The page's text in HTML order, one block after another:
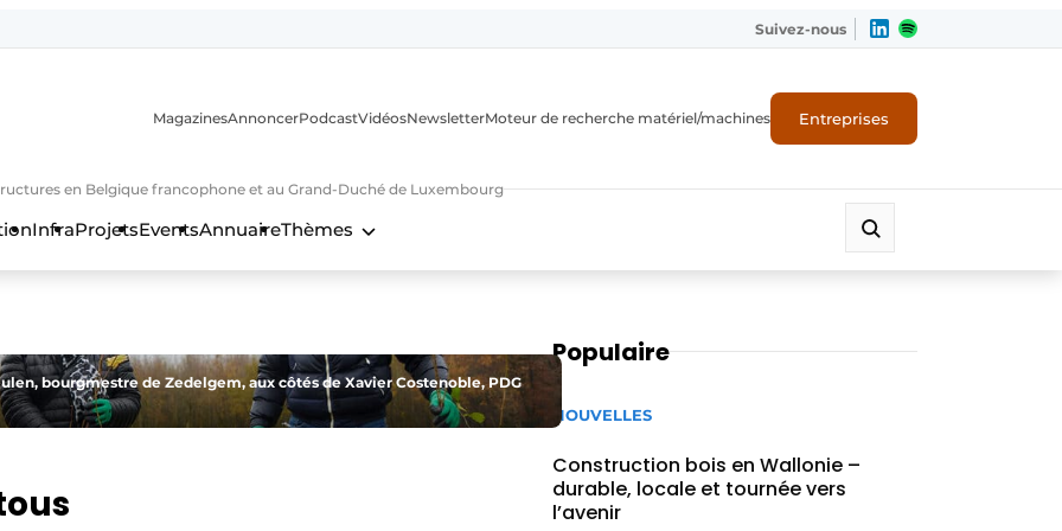
Suivez-nous
en Belgique francophone et au Grand-Duché de Luxembourg
MagazinesAnnoncerPodcastVidéosNewsletterMoteur de recherche matériel/machines Entreprises
InfraProjetsEventsAnnuaireThèmes
bourgmestre de Zedelgem, aux côtés de Xavier Costenoble, PDG
Populaire
NOUVELLES
Construction bois en Wallonie –
durable, locale et tournée vers
l’avenir